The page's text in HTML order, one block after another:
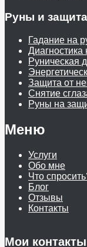
Руны и защита
Гадание на
Диагностика
Руническая
Защита от
Снятие
Руны на
Меню
Услуги
Обо мне
Что
Блог
Отзывы
Контакты
Мои контакты